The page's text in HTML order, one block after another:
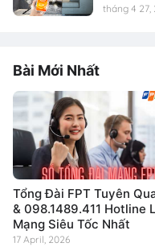
tháng 4 27,
Bài Mới Nhất
Tổng Đài FPT Tuyên
& 098.1489.411 Hotline
Mạng Siêu Tốc Nhất
17 April, 2026